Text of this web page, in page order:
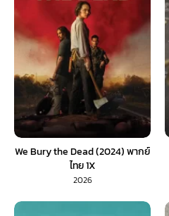
We Bury the Dead (2024) พากย์
ไทย 1X
2026